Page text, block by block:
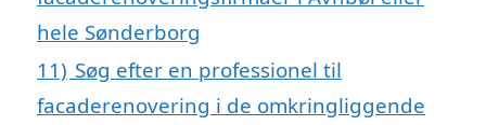
hele Sønderborg
11) Søg efter en professionel til
facaderenovering i de omkringliggende